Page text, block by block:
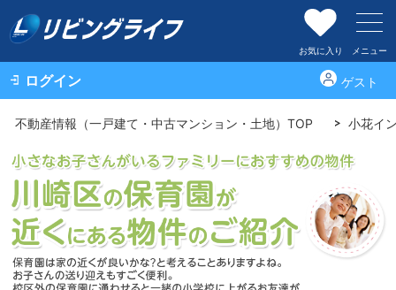
お気に入り メニュー
ログイン ゲスト
不動産情報（一戸建て・中古マンション・土地）TOP 小花イ